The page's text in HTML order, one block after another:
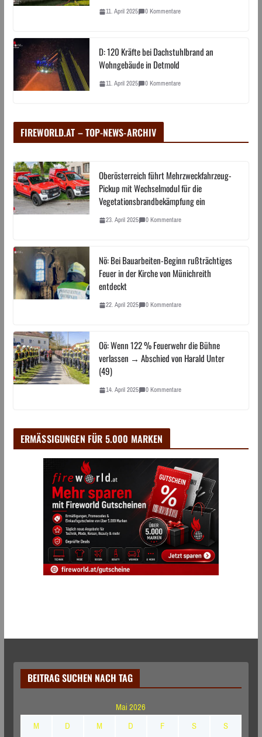
11. April 2025 0 Kommentare
D: 120 Kräfte bei Dachstuhlbrand an
Wohngebäude in Detmold
11. April 2025 0 Kommentare
FIREWORLD.AT – TOP-NEWS-ARCHIV
Oberösterreich führt Mehrzweckfahrzeug-
Pickup mit Wechselmodul für die
Vegetationsbrandbekämpfung ein
23. April 2025 0 Kommentare
Nö: Bei Bauarbeiten-Beginn rußträchtiges
Feuer in der Kirche von Münichreith
entdeckt
22. April 2025 0 Kommentare
Oö: Wenn 122 % Feuerwehr die Bühne
verlassen → Abschied von Harald Unter
(49)
14. April 2025 0 Kommentare
ERMÄSSIGUNGEN FÜR 5.000 MARKEN
BEITRAG SUCHEN NACH TAG
Mai 2026
M
D M D F S
S